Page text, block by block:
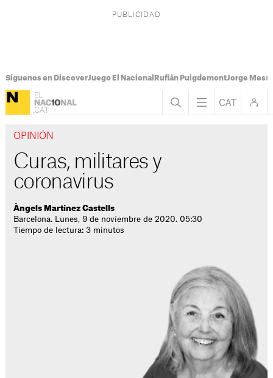
Síguenos en DiscoverJuego El Nacional Rufián PuigdemontJorge Messi
OPINIÓN
Curas, militares y
coronavirus
Àngels Martínez Castells
Barcelona. Lunes, 9 de noviembre de 2020. 05:30
Tiempo de lectura: 3 minutos